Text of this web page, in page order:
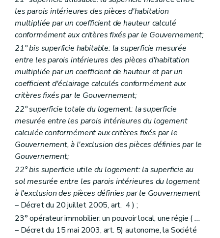
Art. 128
Art. 129
Chapitre II Des sociétés de logement de service public
Section première Des missions et moyens d'action
Art. 130
Art. 131
Art. 132
Art. 133
Art. 134
Art. 135
Art. 136
Art. 137
Section 2 De la structure des sociétés de logement de service public
Sous-section première
Du capital
Art. 138
Sous-section 2 Du champ d'activités territorial, des fusions et des restructurations
Art. 139
Art. 140
Art. 141
Art. 142
Art. 143
Art. 144
Art. 145
Sous-section 3 De l'assemblée générale
Art. 146
les parois intérieures des pièces d'habitation
multipliée par un coefficient de hauteur calculé
conformément aux critères fixés par le Gouvernement;
21°bis superficie habitable: la superficie mesurée
entre les parois intérieures des pièces d'habitation
multipliée par un coefficient de hauteur et par un
coefficient d'éclairage calculés conformément aux
critères fixés par le Gouvernement;
22° superficie totale du logement: la superficie
mesurée entre les parois intérieures du logement
calculée conformément aux critères fixés par le
Gouvernement, à l'exclusion des pièces définies par le
Gouvernement;
22°bis superficie utile du logement: la superficie au
sol mesurée entre les parois intérieures du logement
à l'exclusion des pièces définies par le Gouvernement
– Décret du 20 juillet 2005, art. 4 ) ;
23° opérateur immobilier: un pouvoir local, une régie (...
– Décret du 15 mai 2003, art. 5) autonome, la Société